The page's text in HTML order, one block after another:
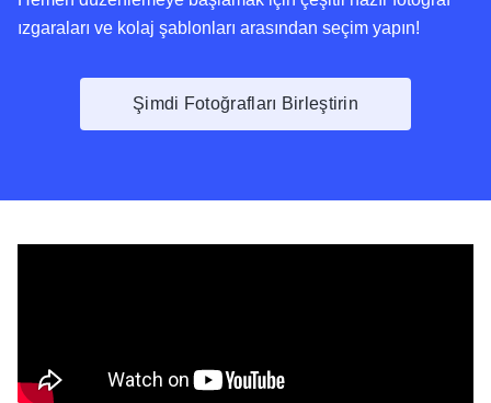
ızgaraları ve kolaj şablonları arasından seçim yapın!
Şimdi Fotoğrafları Birleştirin